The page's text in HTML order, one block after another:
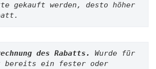
gekauft werden, desto höher
des Rabatts. Wurde für
bereits ein fester oder